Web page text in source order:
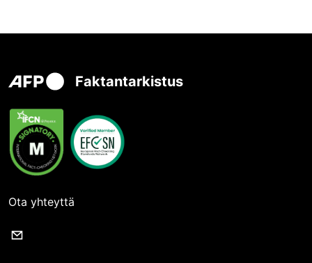
Faktantarkistus
Ota yhteyttä